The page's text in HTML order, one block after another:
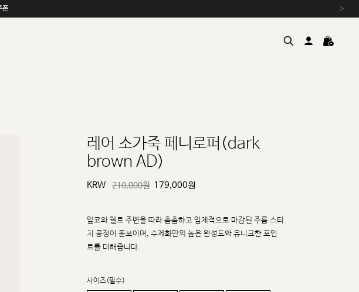
폰 ›
레어 소가죽 페니로퍼(dark
brown AD)
KRW 210,000원 179,000원
앞코와 웰트 주변을 따라 촘촘하고 입체적으로 마감된 주름 스티
치 공정이 돋보이며, 수제화만의 높은 완성도와 유니크한 포인
트를 더해줍니다.
사이즈(필수)